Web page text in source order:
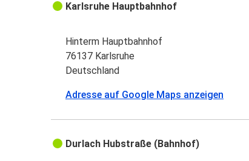
Karlsruhe Hauptbahnhof
Hinterm Hauptbahnhof
76137 Karlsruhe
Deutschland
Adresse auf Google Maps anzeigen
Durlach Hubstraße (Bahnhof)